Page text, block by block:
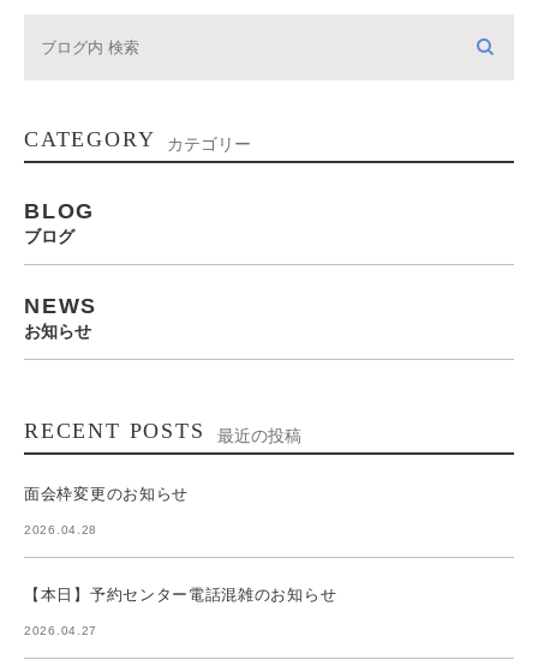
CATEGORY カテゴリー
BLOG
ブログ
NEWS
お知らせ
RECENT POSTS 最近の投稿
面会枠変更のお知らせ
2026.04.28
【本日】予約センター電話混雑のお知らせ
2026.04.27